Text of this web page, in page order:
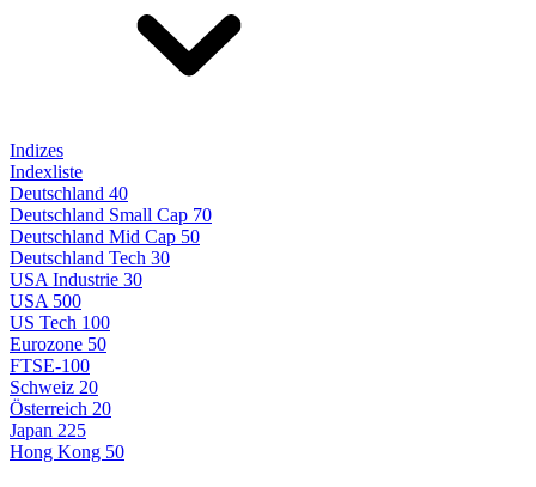
Indizes
Indexliste
Deutschland 40
Deutschland Small Cap 70
Deutschland Mid Cap 50
Deutschland Tech 30
USA Industrie 30
USA 500
US Tech 100
Eurozone 50
FTSE-100
Schweiz 20
Österreich 20
Japan 225
Hong Kong 50